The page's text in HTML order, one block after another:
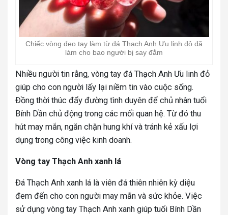
Chiếc vòng đeo tay làm từ đá Thạch Anh Ưu linh đỏ đã
làm cho bao người bị say đắm
Nhiều người tin rằng, vòng tay đá Thạch Anh Ưu linh đỏ
giúp cho con người lấy lại niềm tin vào cuộc sống.
Đồng thời thúc đẩy đường tình duyên để chủ nhân tuổi
Bính Dần chủ động trong các mối quan hệ. Từ đó thu
hút may mắn, ngăn chặn hung khí và tránh kẻ xấu lợi
dụng trong công việc kinh doanh.
Vòng tay Thạch Anh xanh lá
Đá Thạch Anh xanh lá là viên đá thiên nhiên kỳ diệu
đem đến cho con người may mắn và sức khỏe. Việc
sử dụng vòng tay Thạch Anh xanh giúp tuổi Bính Dần